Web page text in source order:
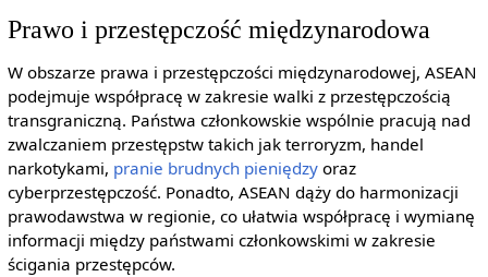
Prawo i przestępczość międzynarodowa
W obszarze prawa i przestępczości międzynarodowej, ASEAN
podejmuje współpracę w zakresie walki z przestępczością
transgraniczną. Państwa członkowskie wspólnie pracują nad
zwalczaniem przestępstw takich jak terroryzm, handel
narkotykami, pranie brudnych pieniędzyoraz
cyberprzestępczość. Ponadto, ASEAN dąży do harmonizacji
prawodawstwa w regionie, co ułatwia współpracę i wymianę
informacji między państwami członkowskimi w zakresie
ścigania przestępców.